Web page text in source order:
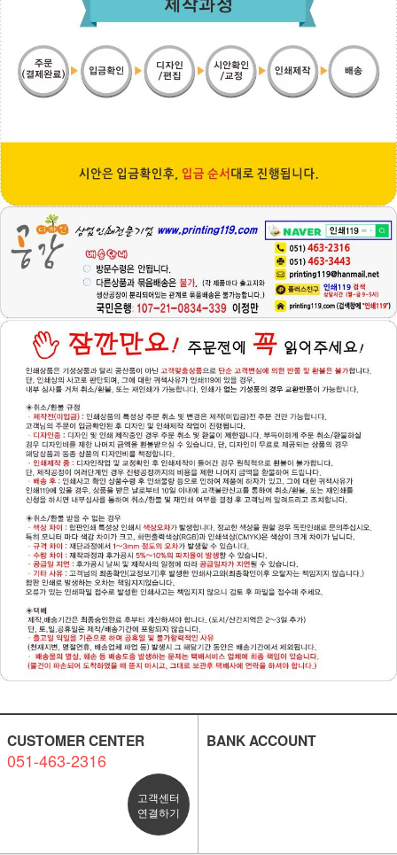
CUSTOMER CENTER
051-463-2316
고객센터
연결하기
BANK ACCOUNT